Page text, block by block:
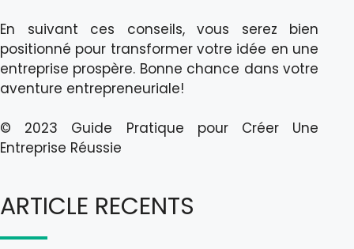
En suivant ces conseils, vous serez bien
positionné pour transformer votre idée en une
entreprise prospère. Bonne chance dans votre
aventure entrepreneuriale!
© 2023 Guide Pratique pour Créer Une
Entreprise Réussie
ARTICLE RECENTS